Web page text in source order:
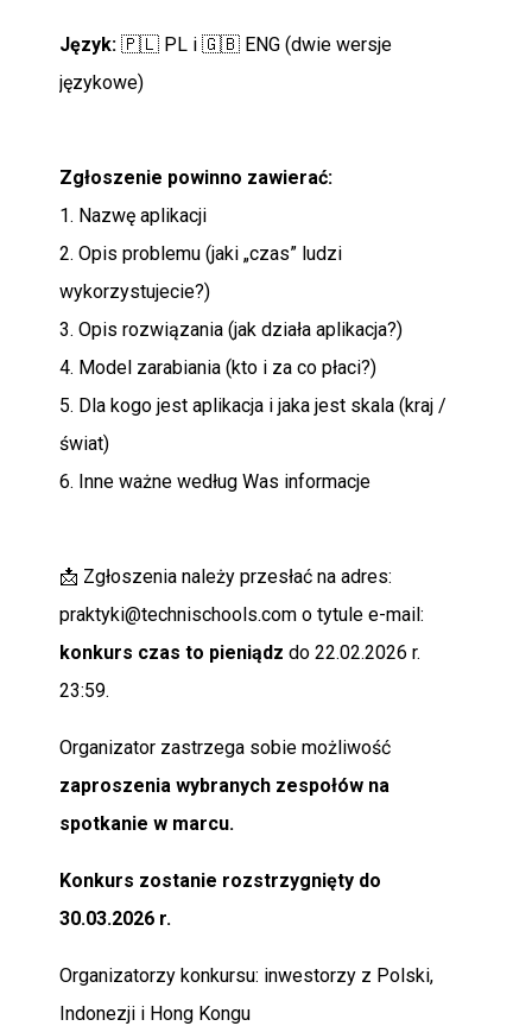
Język: 🇵🇱 PL i 🇬🇧 ENG (dwie wersje
językowe)
Zgłoszenie powinno zawierać:
1. Nazwę aplikacji
2. Opis problemu (jaki „czas” ludzi
wykorzystujecie?)
3. Opis rozwiązania (jak działa aplikacja?)
4. Model zarabiania (kto i za co płaci?)
5. Dla kogo jest aplikacja i jaka jest skala (kraj /
świat)
6. Inne ważne według Was informacje
📩 Zgłoszenia należy przesłać na adres:
praktyki@technischools.com o tytule e-mail:
konkurs czas to pieniądz do 22.02.2026 r.
23:59.
Organizator zastrzega sobie możliwość
zaproszenia wybranych zespołów na
spotkanie w marcu.
Konkurs zostanie rozstrzygnięty do
30.03.2026 r.
Organizatorzy konkursu: inwestorzy z Polski,
Indonezji i Hong Kongu